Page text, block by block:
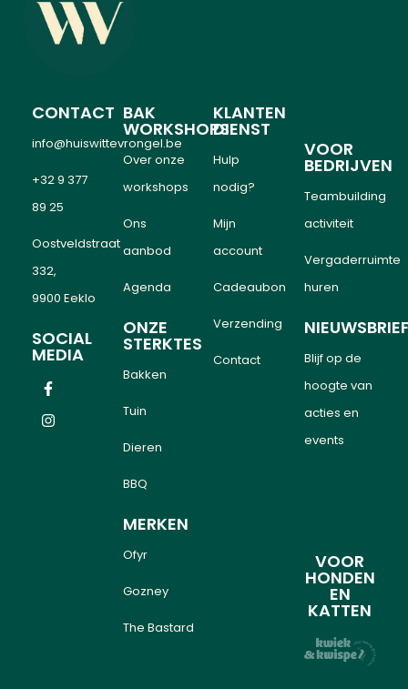
CONTACT
info@huiswittevrongel.be
+32 9 377
89 25
Oostveldstraat
332,
9900 Eeklo
SOCIAL
MEDIA
BAK
WORKSHOPS
Over onze
workshops
Ons
aanbod
Agenda
ONZE
STERKTES
Bakken
Tuin
Dieren
BBQ
MERKEN
Ofyr
Gozney
The Bastard
KLANTEN
DIENST
Hulp
nodig?
Mijn
account
Cadeaubon
Verzending
Contact
VOOR
BEDRIJVEN
Teambuilding
activiteit
Vergaderruimte
huren
Blijf op de
hoogte van
acties en
events
VOOR
HONDEN
EN
KATTEN